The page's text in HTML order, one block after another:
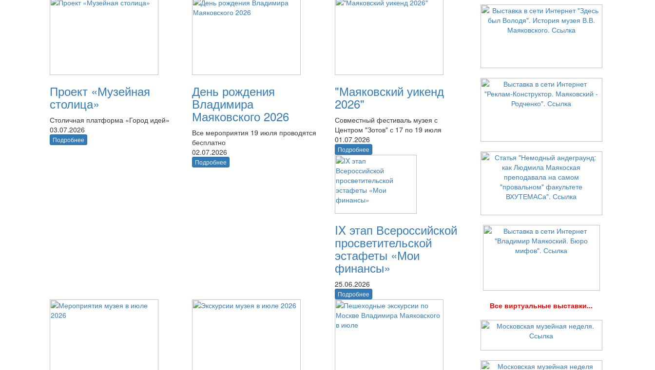
Проект «Музейная
столица»
Столичная платформа «Город идей»
03.07.2026
Подробнее
День рождения
Владимира
Маяковского 2026
Все мероприятия 19 июля проводятся
бесплатно
02.07.2026
Подробнее
"Маяковский уикенд
2026"
Совместный фестиваль музея с
Центром "Зотов" с 17 по 19 июля
01.07.2026
Подробнее
IX этап Всероссийской
просветительской
эстафеты «Мои
финансы»
25.06.2026
Подробнее
Все виртуальные выставки...